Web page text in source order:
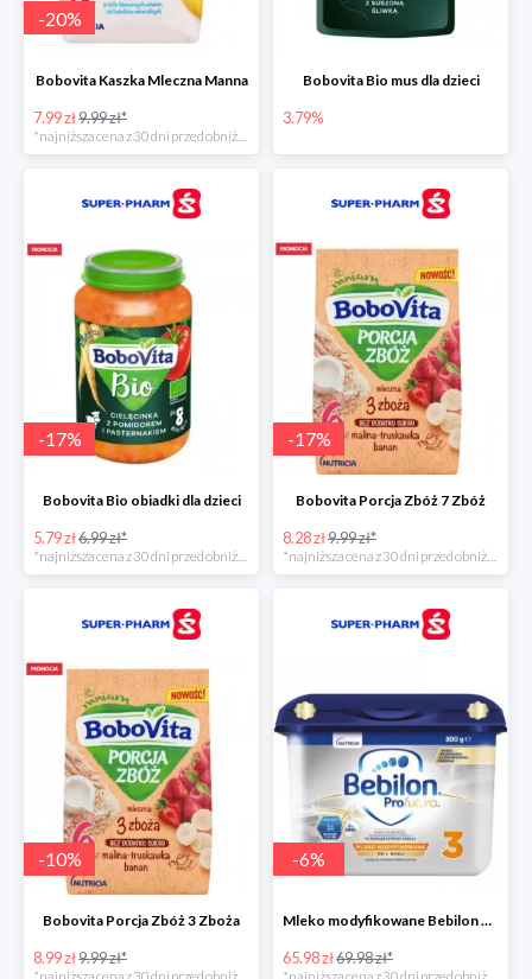
-20%
Bobovita Kaszka Mleczna Manna
7.99 zł9.99 zł*
Bobovita Bio mus dla dzieci
3.79%
-17%
Bobovita Bio obiadki dla dzieci
5.79 zł6.99 zł*
-17%
Bobovita Porcja Zbóż 7 Zbóż
8.28 zł9.99 zł*
-10%
Bobovita Porcja Zbóż 3 Zboża
8.99 zł9.99 zł*
-6%
Mleko modyfikowane Bebilon Profutura 2, 3, 4 w promocyjnej cenie
65.98 zł69.98 zł*